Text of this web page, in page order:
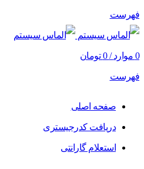
فهرست
0 موارد /
0 تومان
فهرست
صفحه اصلی
دریافت کدرجیستری
استعلام گارانتی